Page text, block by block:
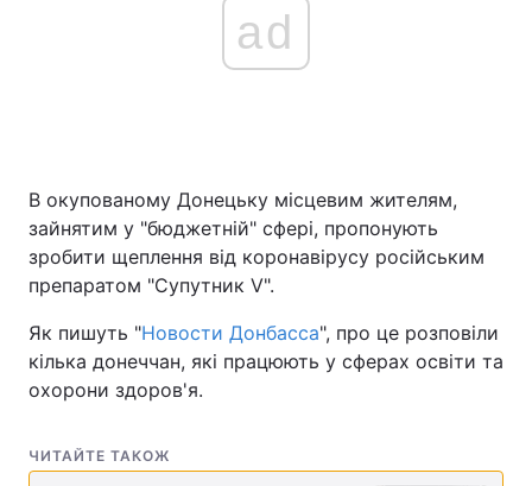
Україна Політика
Економіка Світ
Спорт
Техно і зв'язок
Зброя
Здоров'я
ad
В окупованому Донецьку місцевим жителям,
зайнятим у "бюджетній" сфері, пропонують
зробити щеплення від коронавірусу російським
препаратом "Супутник V".
Як пишуть "Новости Донбасса", про це розповіли
кілька донеччан, які працюють у сферах освіти та
охорони здоров'я.
ЧИТАЙТЕ ТАКОЖ